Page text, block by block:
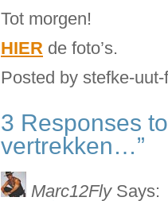
Tot morgen!
HIER de foto’s.
Posted by stefke-
3 Responses
vertrekken…”
Marc12FlySays: